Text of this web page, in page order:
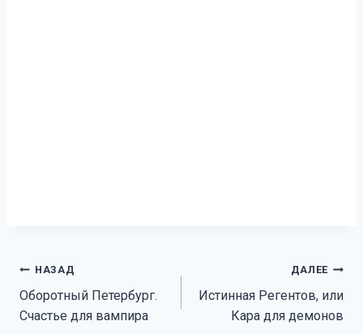
Навигация
по
НАЗАД
Оборотный Петербург.
Счастье для вампира
ДАЛЕЕ
Истинная Регентов, или
Кара для демонов